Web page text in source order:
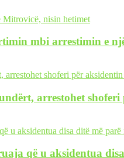
mbi arrestimin e
arrestohet
që u aksidentua